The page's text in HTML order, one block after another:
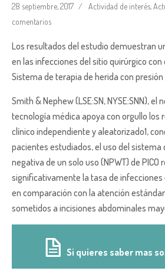
28 septiembre, 2017 Actividad de interés,
comentarios
Los resultados del estudio demuestran
en las infecciones del sitio quirúrgico con
Sistema de terapia de herida con
Smith & Nephew (LSE:SN, NYSE:SNN), el
tecnología médica apoya con orgullo los
clínico independiente y aleatorizado1,
pacientes estudiados, el uso del sistema
negativa de un solo uso (NPWT) de PICO
significativamente la tasa de
en comparación con la atención
sometidos a incisiones abdominales
Si quieres saber mas